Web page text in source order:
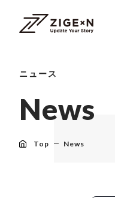
ニュース
News
Top News